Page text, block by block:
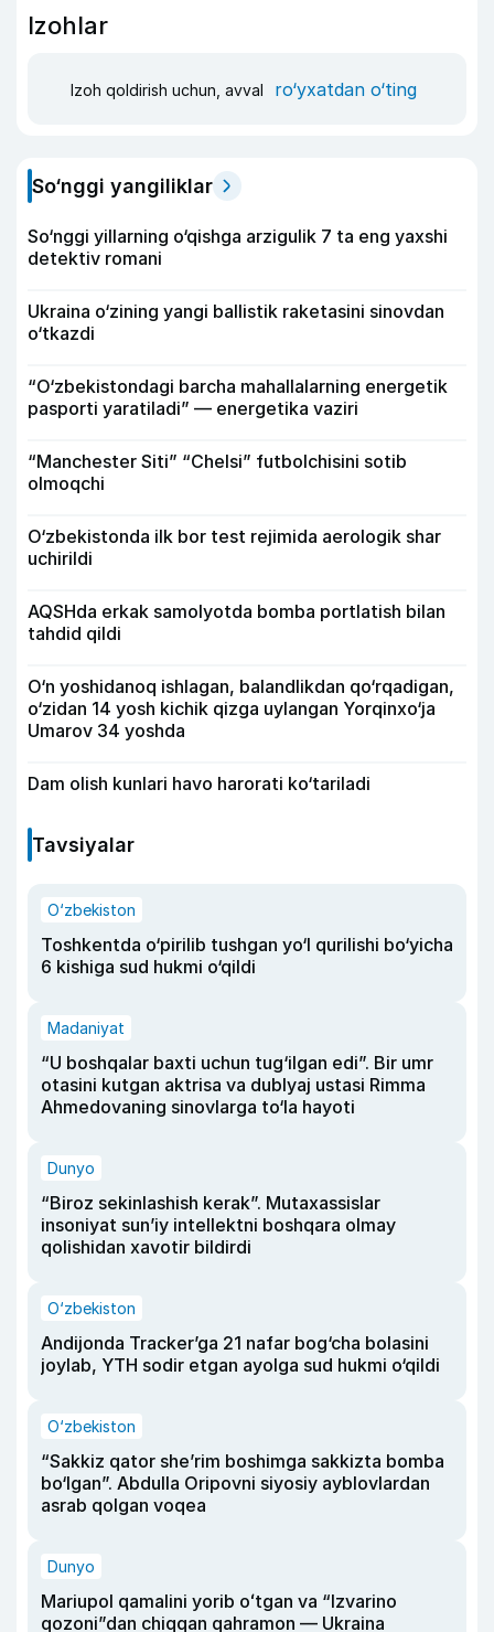
Izohlar
Izoh qoldirish uchun, avval ro‘yxatdan o‘ting
So‘nggi yangiliklar
So‘nggi yillarning o‘qishga arzigulik 7 ta eng yaxshi
detektiv romani
Ukraina o‘zining yangi ballistik raketasini sinovdan
o‘tkazdi
“O‘zbekistondagi barcha mahallalarning energetik
pasporti yaratiladi” — energetika vaziri
“Manchester Siti” “Chelsi” futbolchisini sotib
olmoqchi
O‘zbekistonda ilk bor test rejimida aerologik shar
uchirildi
AQSHda erkak samolyotda bomba portlatish bilan
tahdid qildi
O‘n yoshidanoq ishlagan, balandlikdan qo‘rqadigan,
o‘zidan 14 yosh kichik qizga uylangan Yorqinxo‘ja
Umarov 34 yoshda
Dam olish kunlari havo harorati ko‘tariladi
Tavsiyalar
O‘zbekiston
Toshkentda o‘pirilib tushgan yo‘l qurilishi bo‘yicha
6 kishiga sud hukmi o‘qildi
Madaniyat
“U boshqalar baxti uchun tug‘ilgan edi”. Bir umr
otasini kutgan aktrisa va dublyaj ustasi Rimma
Ahmedovaning sinovlarga to‘la hayoti
Dunyo
“Biroz sekinlashish kerak”. Mutaxassislar
insoniyat sun’iy intellektni boshqara olmay
qolishidan xavotir bildirdi
O‘zbekiston
Andijonda Tracker’ga 21 nafar bog‘cha bolasini
joylab, YTH sodir etgan ayolga sud hukmi o‘qildi
O‘zbekiston
“Sakkiz qator she’rim boshimga sakkizta bomba
bo‘lgan”. Abdulla Oripovni siyosiy ayblovlardan
asrab qolgan voqea
Dunyo
Mariupol qamalini yorib oʻtgan va “Izvarino
qozoni”dan chiqqan qahramon — Ukraina